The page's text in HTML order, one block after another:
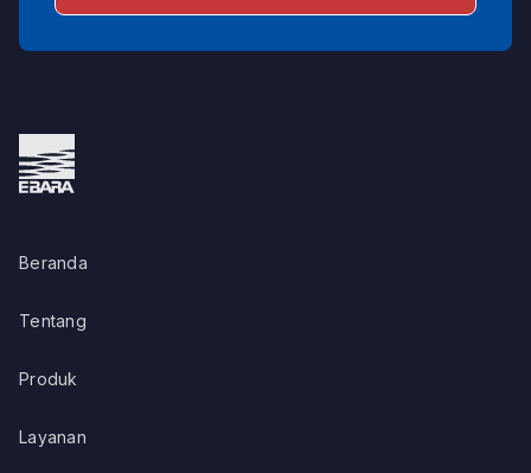
Beranda
Tentang
Produk
Layanan